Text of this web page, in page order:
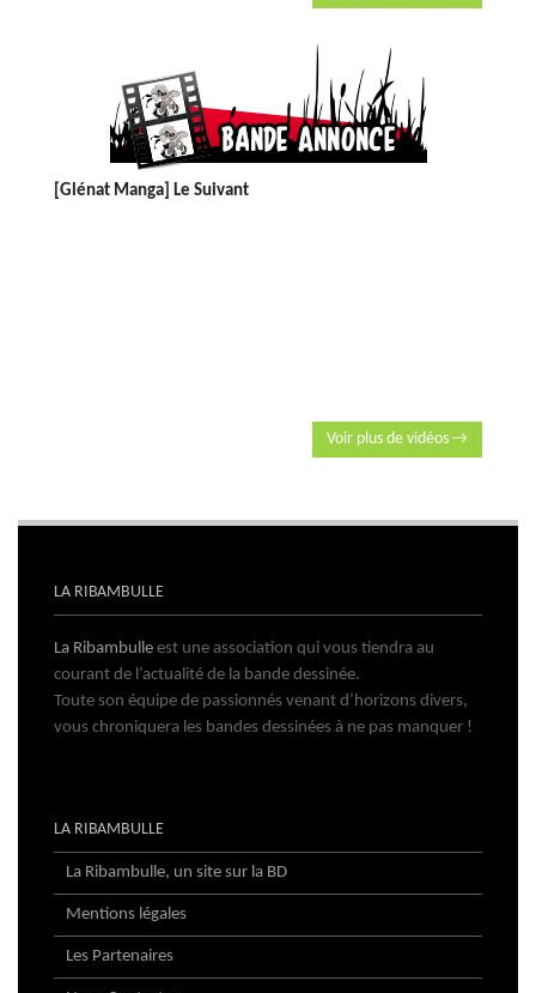
[Glénat Manga] Le Suivant
Voir plus de vidéos →
LA RIBAMBULLE
La Ribambulle est une association qui vous tiendra au
courant de l’actualité de la bande dessinée.
Toute son équipe de passionnés venant d’horizons divers,
vous chroniquera les bandes dessinées à ne pas manquer !
LA RIBAMBULLE
La Ribambulle, un site sur la BD
Mentions légales
Les Partenaires